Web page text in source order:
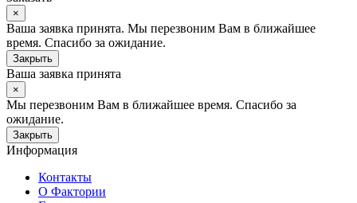
×
Ваша заявка принята. Мы перезвоним Вам в ближайшее
время. Спасибо за ожидание.
Закрыть
Ваша заявка принята
×
Мы перезвоним Вам в ближайшее время. Спасибо за
ожидание.
Закрыть
Информация
Контакты
О Фактории